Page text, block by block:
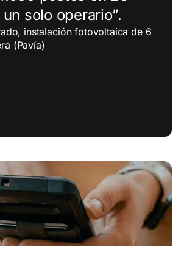
solo operario”.
instalación fotovoltaica de 6
(Pavía)